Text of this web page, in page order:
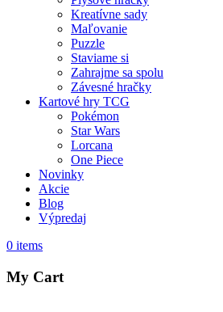
Kreatívne sady
Maľovanie
Puzzle
Staviame si
Zahrajme sa spolu
Závesné hračky
Kartové hry TCG
Pokémon
Star Wars
Lorcana
One Piece
Novinky
Akcie
Blog
Výpredaj
0 items
My Cart